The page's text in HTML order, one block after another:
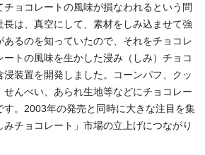
チョコレートの風味が損なわれるという問
長は、真空にして、素材をしみ込ませて強
あるのを知っていたので、それをチョコレ
トの風味を生かした浸み（しみ）チョコ
浸装置を開発しました。コーンパフ、クッ
せんべい、あられ生地等などにチョコレー
す。2003年の発売と同時に大きな注目を集
チョコレート」市場の立上げにつながり